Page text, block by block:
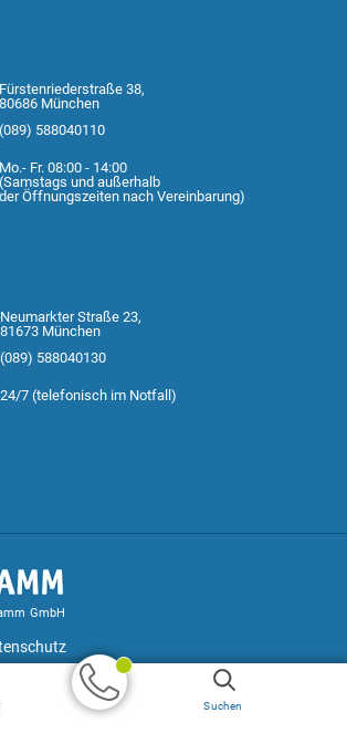
Fürstenriederstraße 38,
80686 München
(089) 588040110
Mo.- Fr. 08:00 - 14:00
(Samstags und außerhalb
der Öffnungszeiten nach Vereinbarung)
Neumarkter Straße 23,
81673 München
(089) 588040130
24/7 (telefonisch im Notfall)
GmbH
Suchen